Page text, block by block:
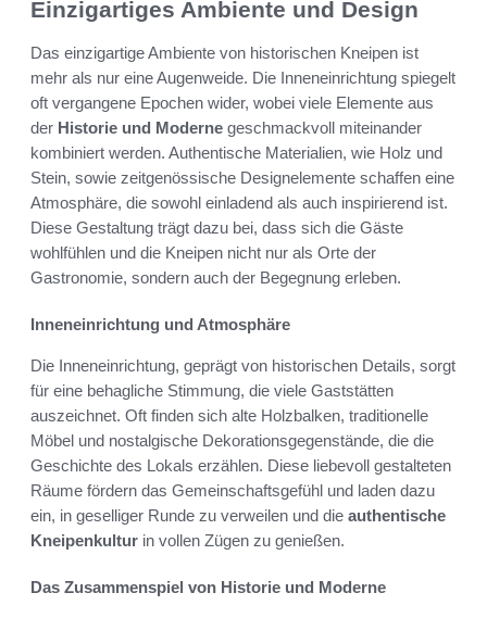
Einzigartiges Ambiente und Design
Das einzigartige Ambiente von historischen Kneipen ist
mehr als nur eine Augenweide. Die Inneneinrichtung spiegelt
oft vergangene Epochen wider, wobei viele Elemente aus
der Historie und Moderne geschmackvoll miteinander
kombiniert werden. Authentische Materialien, wie Holz und
Stein, sowie zeitgenössische Designelemente schaffen eine
Atmosphäre, die sowohl einladend als auch inspirierend ist.
Diese Gestaltung trägt dazu bei, dass sich die Gäste
wohlfühlen und die Kneipen nicht nur als Orte der
Gastronomie, sondern auch der Begegnung erleben.
Inneneinrichtung und Atmosphäre
Die Inneneinrichtung, geprägt von historischen Details, sorgt
für eine behagliche Stimmung, die viele Gaststätten
auszeichnet. Oft finden sich alte Holzbalken, traditionelle
Möbel und nostalgische Dekorationsgegenstände, die die
Geschichte des Lokals erzählen. Diese liebevoll gestalteten
Räume fördern das Gemeinschaftsgefühl und laden dazu
ein, in geselliger Runde zu verweilen und die authentische
Kneipenkultur in vollen Zügen zu genießen.
Das Zusammenspiel von Historie und Moderne